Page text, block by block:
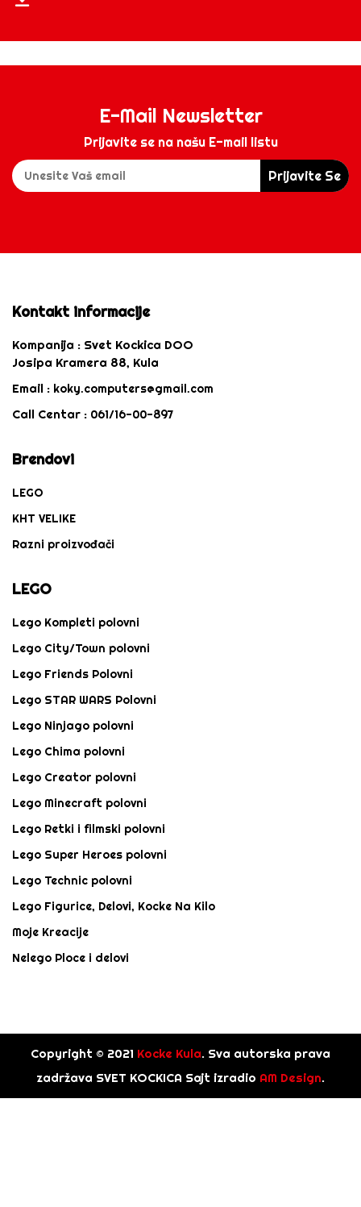
E-Mail Newsletter
Prijavite se na našu E-mail listu
Prijavite Se
Kontakt informacije
Kompanija : Svet Kockica DOO
Josipa Kramera 88, Kula
Email : koky.computers@gmail.com
Call Centar : 061/16-00-897
Brendovi
LEGO
KHT VELIKE
Razni proizvođači
LEGO
Lego Kompleti polovni
Lego City/Town polovni
Lego Friends Polovni
Lego STAR WARS Polovni
Lego Ninjago polovni
Lego Chima polovni
Lego Creator polovni
Lego Minecraft polovni
Lego Retki i filmski polovni
Lego Super Heroes polovni
Lego Technic polovni
Lego Figurice, Delovi, Kocke Na Kilo
Moje Kreacije
Nelego Ploce i delovi
Copyright © 2021 Kocke Kula. Sva autorska prava
zadržava SVET KOCKICA Sajt izradio AM Design.